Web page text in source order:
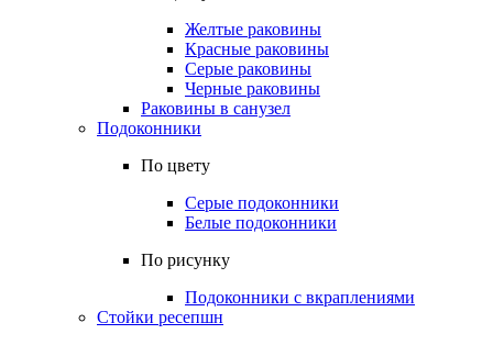
Желтые раковины
Красные раковины
Серые раковины
Черные раковины
Раковины в санузел
Подоконники
По цвету
Серые подоконники
Белые подоконники
По рисунку
Подоконники с вкраплениями
Стойки ресепшн